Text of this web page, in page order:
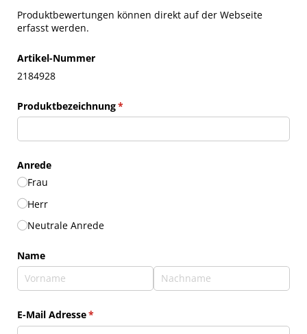
Produktbewertungen können direkt auf der Webseite
erfasst werden.
Artikel-Nummer
2184928
Produktbezeichnung*
(erforderlich)
Anrede
Frau
Herr
Neutrale Anrede
Name
E-Mail Adresse*
(erforderlich)